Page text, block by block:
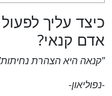
כיצד עליך
אדם קנאי?
"קנאה היא הצהרת
-נפוליאון-